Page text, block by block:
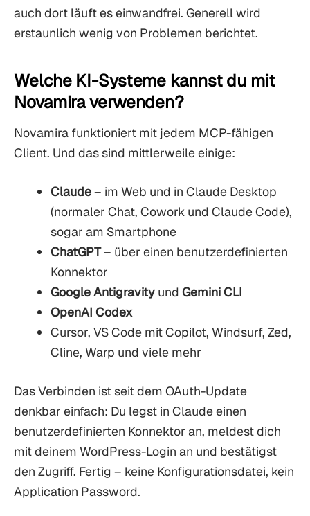
auch dort läuft es einwandfrei. Generell wird
erstaunlich wenig von Problemen berichtet.
Welche KI-Systeme kannst du mit
Novamira verwenden?
Novamira funktioniert mit jedem MCP-fähigen
Client. Und das sind mittlerweile einige:
Claude– im Web und in Claude Desktop
(normaler Chat, Cowork und Claude Code),
sogar am Smartphone
ChatGPT– über einen benutzerdefinierten
Konnektor
Google Antigravity undGemini CLI
OpenAI Codex
Cursor, VS Code mit Copilot, Windsurf, Zed,
Cline, Warp und viele mehr
Das Verbinden ist seit dem OAuth-Update
denkbar einfach: Du legst in Claude einen
benutzerdefinierten Konnektor an, meldest dich
mit deinem WordPress-Login an und bestätigst
den Zugriff. Fertig – keine Konfigurationsdatei, kein
Application Password.